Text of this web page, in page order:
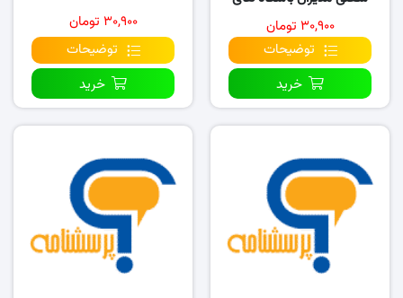
ورزشی۳۰,۹۰۰ تومان
توضیحات
خرید
۳۰,۹۰۰ تومان
توضیحات
خرید